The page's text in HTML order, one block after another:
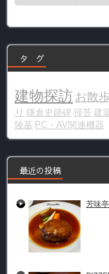
ー
タ グ
建物探訪 お散
り 鎌倉史跡碑 掃苔 建
陵墓 PC・AV関連機器
最近の投稿
芳味